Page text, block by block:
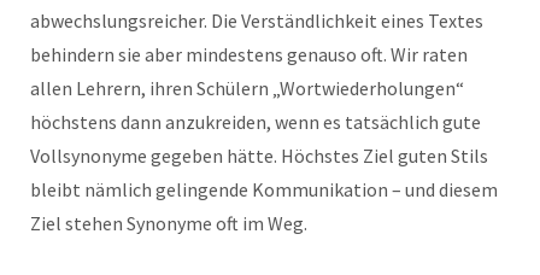
abwechslungsreicher. Die Verständlichkeit eines Textes
behindern sie aber mindestens genauso oft. Wir raten
allen Lehrern, ihren Schülern „Wortwiederholungen“
höchstens dann anzukreiden, wenn es tatsächlich gute
Vollsynonyme gegeben hätte. Höchstes Ziel guten Stils
bleibt nämlich gelingende Kommunikation – und diesem
Ziel stehen Synonyme oft im Weg.